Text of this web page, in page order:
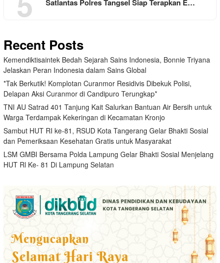
Satlantas Polres Tangsel Siap Terapkan E…
Recent Posts
Kemendiktisaintek Bedah Sejarah Sains Indonesia, Bonnie Triyana
Jelaskan Peran Indonesia dalam Sains Global
*Tak Berkutik! Komplotan Curanmor Residivis Dibekuk Polisi,
Delapan Aksi Curanmor di Candipuro Terungkap*
TNI AU Satrad 401 Tanjung Kait Salurkan Bantuan Air Bersih untuk
Warga Terdampak Kekeringan di Kecamatan Kronjo
Sambut HUT RI ke-81, RSUD Kota Tangerang Gelar Bhakti Sosial
dan Pemeriksaan Kesehatan Gratis untuk Masyarakat
LSM GMBI Bersama Polda Lampung Gelar Bhakti Sosial Menjelang
HUT Rl Ke- 81 Di Lampung Selatan